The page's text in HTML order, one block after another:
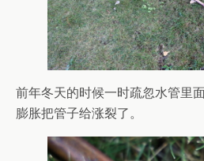
前年冬天的时候一时疏忽水管里
膨胀把管子给涨裂了。